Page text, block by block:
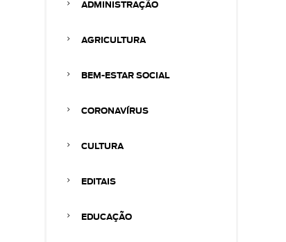
ADMINISTRAÇÃO
AGRICULTURA
BEM-ESTAR SOCIAL
CORONAVÍRUS
CULTURA
EDITAIS
EDUCAÇÃO